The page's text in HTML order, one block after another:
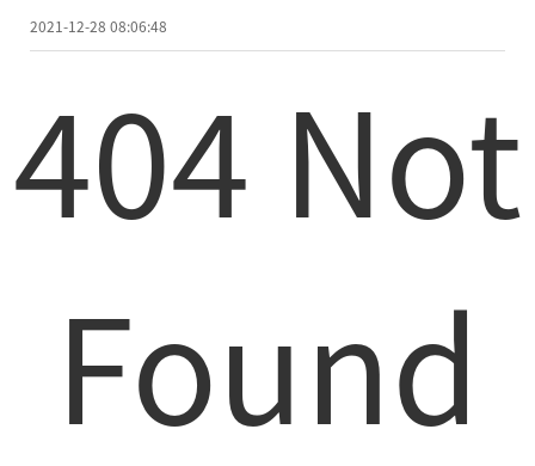
2021-12-28 08:06:48
404 Not
Found